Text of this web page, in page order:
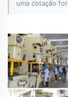
uma cotação